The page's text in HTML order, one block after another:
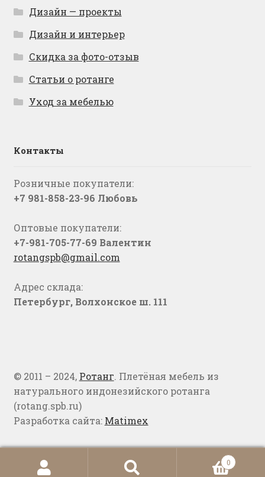
Дизайн — проекты
Дизайн и интерьер
Скидка за фото-отзыв
Статьи о ротанге
Уход за мебелью
Контакты
Розничные покупатели:
+7 981-858-23-96 Любовь
Оптовые покупатели:
+7-981-705-77-69 Валентин
rotangspb@gmail.com
Адрес склада:
Петербург, Волхонское ш. 111
© 2011 – 2024, Ротанг. Плетёная мебель из
натурального индонезийского ротанга
(rotang.spb.ru)
Разработка сайта: Matimex
Искать:
0